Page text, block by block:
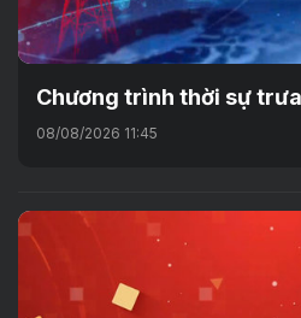
Chương trình thời sự
08/08/2026 11:45